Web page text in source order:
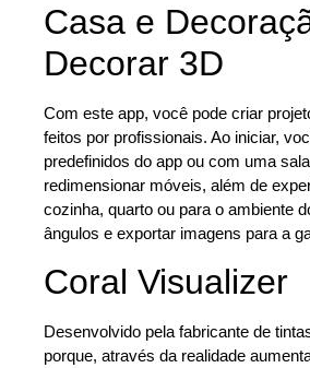
Casa e
Decorar 3D
Com este app, você pode criar
feitos por profissionais. Ao iniciar,
predefinidos do app ou com uma
redimensionar móveis, além de
cozinha, quarto ou para o ambiente
ângulos e exportar imagens para a
Coral Visualizer
Desenvolvido pela fabricante de
porque, através da realidade